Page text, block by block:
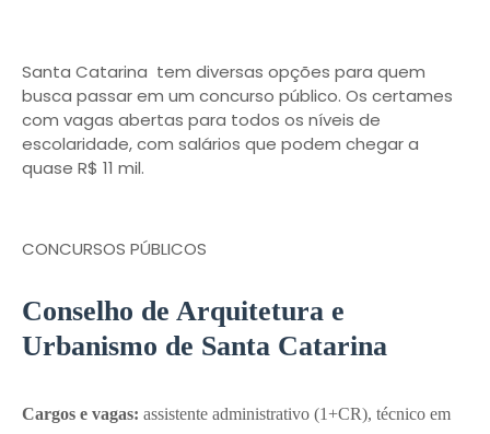
Santa Catarina tem diversas opções para quem
busca passar em um concurso público. Os certames
com vagas abertas para todos os níveis de
escolaridade, com salários que podem chegar a
quase R$ 11 mil.
CONCURSOS PÚBLICOS
Conselho de Arquitetura e
Urbanismo de Santa Catarina
Cargos e vagas: assistente administrativo (1+CR), técnico em